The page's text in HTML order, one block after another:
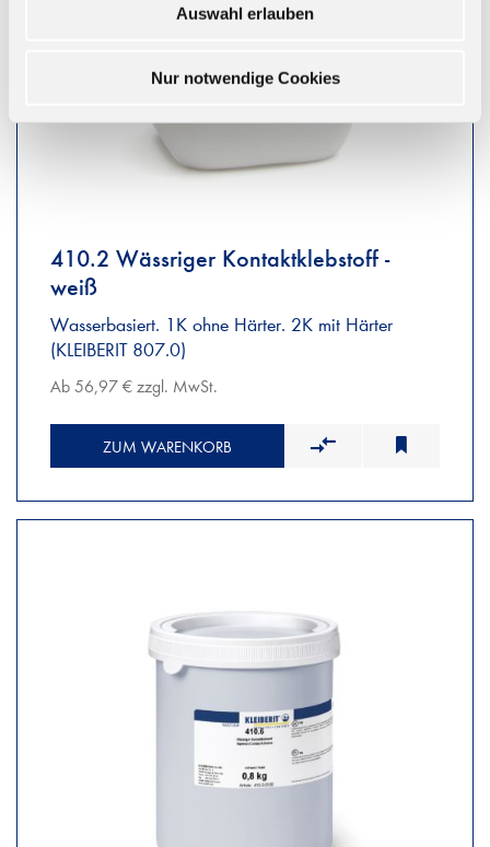
Auswahl erlauben
Nur notwendige Cookies
410.2 Wässriger Kontaktklebstoff -
weiß
Wasserbasiert. 1K ohne Härter. 2K mit Härter
(KLEIBERIT 807.0)
Ab 56,97 € zzgl. MwSt.
ZUM WARENKORB